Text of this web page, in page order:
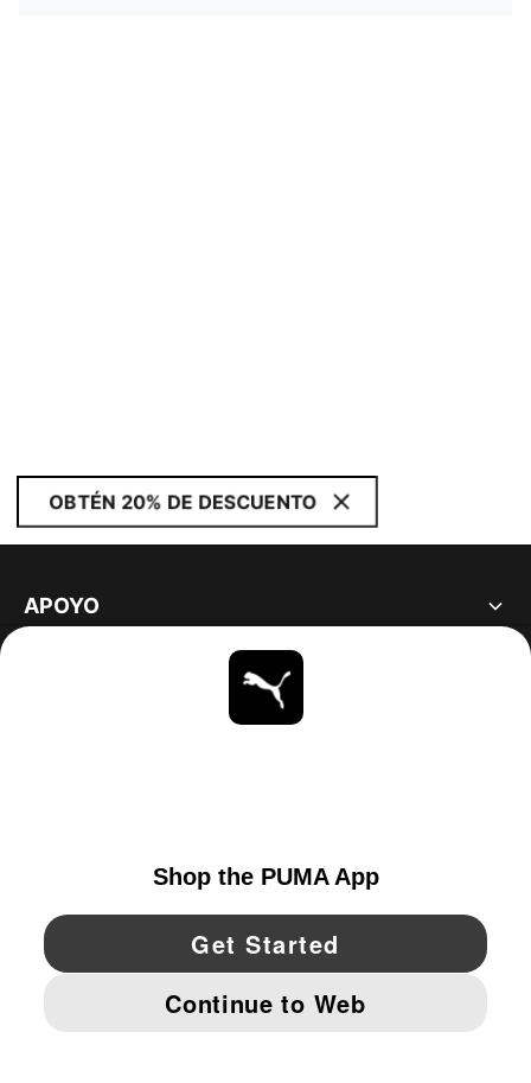
OBTÉN 20% DE DESCUENTO
APOYO
YouTube Twitter Pinterest
IMPRINT AND LEGAL DATA